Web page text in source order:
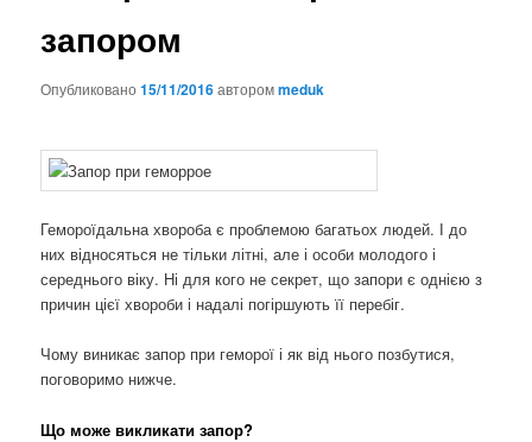
запором
Опубликовано15/11/2016авторомmeduk
Гемороїдальна хвороба є проблемою багатьох людей. І до
них відносяться не тільки літні, але і особи молодого і
середнього віку. Ні для кого не секрет, що запори є однією з
причин цієї хвороби і надалі погіршують її перебіг.
Чому виникає запор при геморої і як від нього позбутися,
поговоримо нижче.
Що може викликати запор?